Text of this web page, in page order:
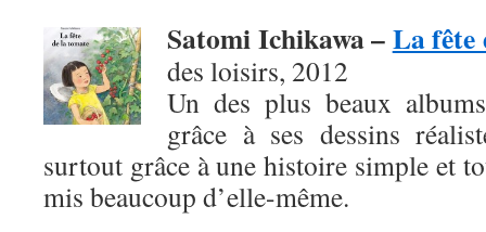
Satomi Ichikawa –La fête
des loisirs, 2012
Un des plus beaux
grâce à ses dessins
surtout grâce à une histoire simple et
mis beaucoup d’elle-même.